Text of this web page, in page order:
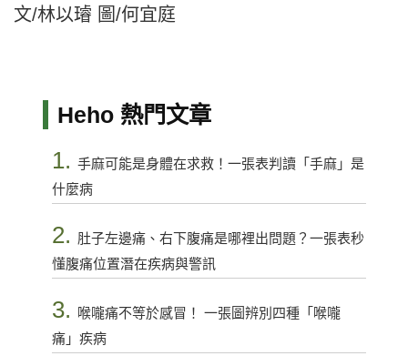
文/林以璿 圖/何宜庭
Heho 熱門文章
1. 手麻可能是身體在求救！一張表判讀「手麻」是
什麼病
2. 肚子左邊痛、右下腹痛是哪裡出問題？一張表秒
懂腹痛位置潛在疾病與警訊
3.
喉嚨痛不等於感冒！ 一張圖辨別四種「喉嚨
痛」疾病